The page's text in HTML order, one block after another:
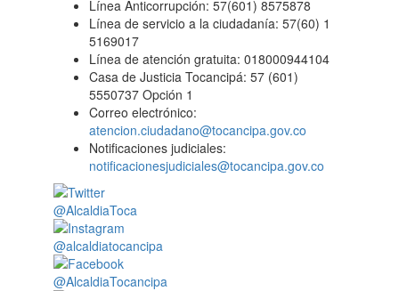
Línea Anticorrupción: 57(601) 8575878
Línea de servicio a la ciudadanía: 57(60) 1
5169017
Línea de atención gratuita: 018000944104
Casa de Justicia Tocancipá: 57 (601)
5550737 Opción 1
Correo electrónico:
atencion.ciudadano@tocancipa.gov.co
Notificaciones judiciales:
notificacionesjudiciales@tocancipa.gov.co
@AlcaldiaToca
@alcaldiatocancipa
@AlcaldiaTocancipa